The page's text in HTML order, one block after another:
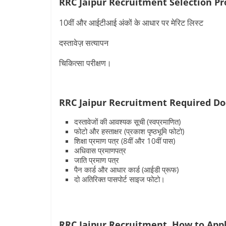
10वीं और आईटीआई अंकों के आधार पर मेरिट लिस्ट
दस्तावेज़ सत्यापन
चिकित्सा परीक्षण।
RRC Jaipur Recruitment Required
दस्तावेजों की आवश्यक सूची (स्वप्रमाणित)
फोटो और हस्ताक्षर (प्रकाश पृष्ठभूमि फोटो)
शिक्षा प्रमाण पत्र (8वीं और 10वीं पास)
अधिवास प्रमाणपत्र
जाति प्रमाण पत्र
पैन कार्ड और आधार कार्ड (आईडी प्रूफ)
दो अतिरिक्त पासपोर्ट साइज फोटो।